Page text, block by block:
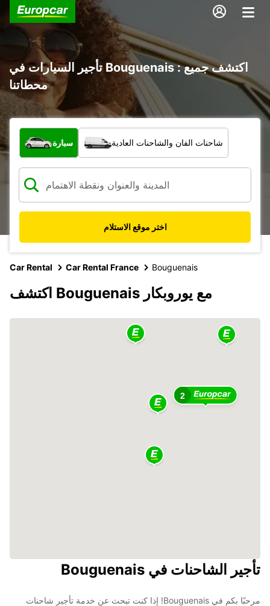
تأجير السيارات في Bouguenais : اكتشف جميع
محطاتنا
ما نوع المركبة؟
سيارة شاحنات الفان والشاحنات العادية
اختر موقع الاستلام
Car Rental Car Rental France Bouguenais
اكتشف Bouguenais مع يوروبكار
2
تأجير الشاحنات في Bouguenais
مرحبًا بكم في Bouguenais! إذا كنت تبحث عن خدمة تأجير شاحنات